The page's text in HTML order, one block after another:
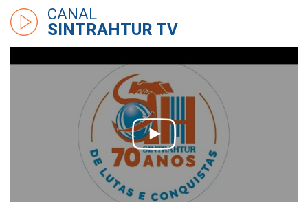
CANAL
SINTRAHTUR TV